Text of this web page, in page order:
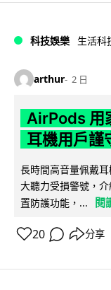
科技娛樂 生活科
arthur 2 日
AirPods 用
耳機用戶
長時間高音量佩戴
大聽力受損警號，
置防護功能，...
閱
20 分享